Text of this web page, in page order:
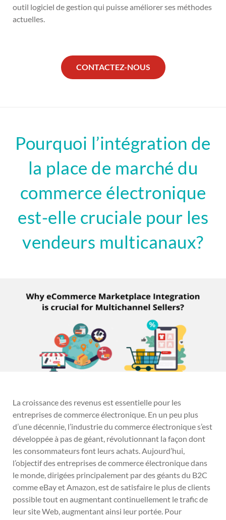
outil logiciel de gestion qui puisse améliorer ses méthodes
actuelles.
CONTACTEZ-NOUS
Pourquoi l’intégration de
la place de marché du
commerce électronique
est-elle cruciale pour les
vendeurs multicanaux?
La croissance des revenus est essentielle pour les
entreprises de commerce électronique. En un peu plus
d’une décennie, l’industrie du commerce électronique s’est
développée à pas de géant, révolutionnant la façon dont
les consommateurs font leurs achats. Aujourd’hui,
l’objectif des entreprises de commerce électronique dans
le monde, dirigées principalement par des géants du B2C
comme eBay et Amazon, est de satisfaire le plus de clients
possible tout en augmentant continuellement le trafic de
leur site Web, augmentant ainsi leur portée. Pour